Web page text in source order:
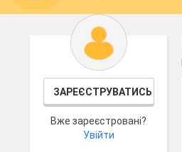
ЗАРЕЄСТРУВАТИСЬ
Вже зареєстровані?
Увійти